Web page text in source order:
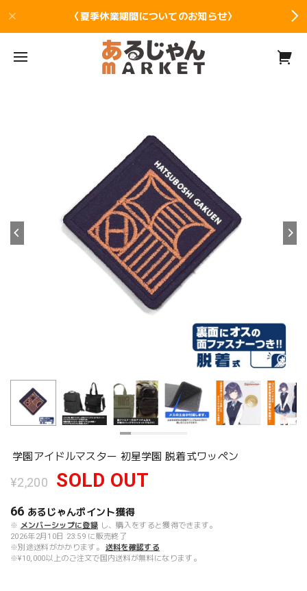
〈夏季休業期間についてのお知らせ〉
学園アイドルマスター 初星学園 脱着式ワッペン
¥2,200 SOLD OUT
66 あるじゃんポイント獲得
※ メンバーシップに登録 し、購入をすると獲得できます。
2026年2月10日 23:59 に販売終了
※別途送料がかかります。
送料を確認する
※¥10,000以上のご注文で国内送料が無料になります。